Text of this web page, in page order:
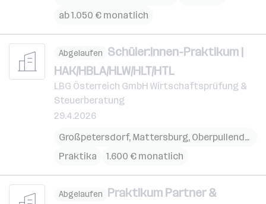
ab 1.050 € monatlich
Abgelaufen Schüler:innen-Praktikum |
HAK/HBLA/HLW/HLT/HTL
LBG Österreich GmbH Wirtschaftsprüfung &
Steuerberatung
29.4.2026
Großpetersdorf, Mattersburg, Oberpullendorf
Praktika
1.600 € monatlich
Abgelaufen Praktikum Partner &